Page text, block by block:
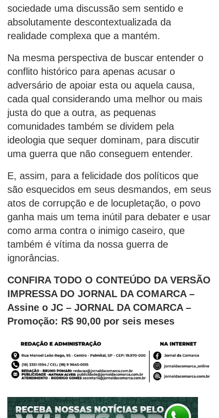
sociedade uma discussão sem sentido e
absolutamente descontextualizada da
realidade complexa que a mantém.
Na mesma perspectiva de buscar entender o
conflito histórico para apenas acusar o
adversário de apoiar esta ou aquela causa,
cada qual considerando uma melhor ou mais
justa do que a outra, as pequenas
comunidades também se dividem pela
ideologia que sequer dominam, para discutir
uma guerra que não conseguem entender.
E, assim, para a felicidade dos políticos que
são esquecidos em seus desmandos, em seus
atos de corrupção e de locupletação, o povo
ganha mais um tema inútil para debater e usar
como arma contra o inimigo caseiro, que
também é vítima da nossa guerra de
ignorâncias.
CONFIRA TODO O CONTEÚDO DA VERSÃO
IMPRESSA DO JORNAL DA COMARCA –
Assine o JC – JORNAL DA COMARCA –
Promoção: R$ 90,00 por seis meses